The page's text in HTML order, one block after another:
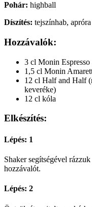
Pohár: highball
Díszítés: tejszínhab,
Hozzávalók:
3 cl Monin Espresso
1,5 cl Monin
12 cl Half and Half
keveréke)
12 cl kóla
Elkészítés:
Lépés: 1
Shaker segítségével
hozzávalót.
Lépés: 2